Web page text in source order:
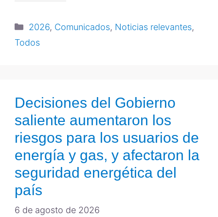
2026, Comunicados, Noticias relevantes,
Todos
Decisiones del Gobierno
saliente aumentaron los
riesgos para los usuarios de
energía y gas, y afectaron la
seguridad energética del
país
6 de agosto de 2026